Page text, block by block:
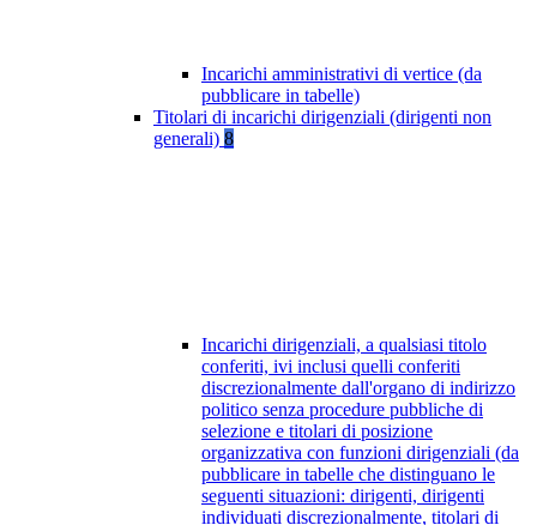
Incarichi amministrativi di vertice (da
pubblicare in tabelle)
Titolari di incarichi dirigenziali (dirigenti non
generali) 8
Incarichi dirigenziali, a qualsiasi titolo
conferiti, ivi inclusi quelli conferiti
discrezionalmente dall'organo di indirizzo
politico senza procedure pubbliche di
selezione e titolari di posizione
organizzativa con funzioni dirigenziali (da
pubblicare in tabelle che distinguano le
seguenti situazioni: dirigenti, dirigenti
individuati discrezionalmente, titolari di